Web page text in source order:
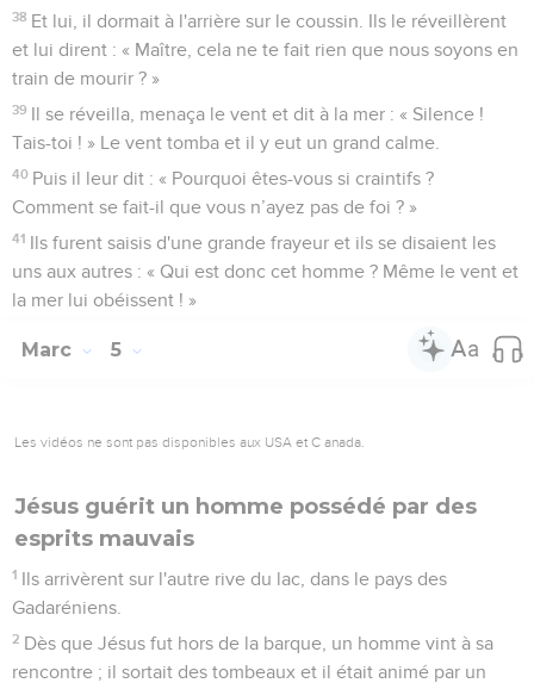
38 Et lui, il dormait à l'arrière sur le coussin. Ils le réveillèrent
et lui dirent : « Maître, cela ne te fait rien que nous soyons en
train de mourir ? »
39 Il se réveilla, menaça le vent et dit à la mer : « Silence !
Tais-toi ! » Le vent tomba et il y eut un grand calme.
40 Puis il leur dit : « Pourquoi êtes-vous si craintifs ?
Comment se fait-il que vous n’ayez pas de foi ? »
41 Ils furent saisis d'une grande frayeur et ils se disaient les
uns aux autres : « Qui est donc cet homme ? Même le vent et
la mer lui obéissent ! »
Marc 5
Les vidéos ne sont pas disponibles aux USA et C anada.
Jésus guérit un homme possédé par des
esprits mauvais
1 Ils arrivèrent sur l'autre rive du lac, dans le pays des
Gadaréniens.
2 Dès que Jésus fut hors de la barque, un homme vint à sa
rencontre ; il sortait des tombeaux et il était animé par un